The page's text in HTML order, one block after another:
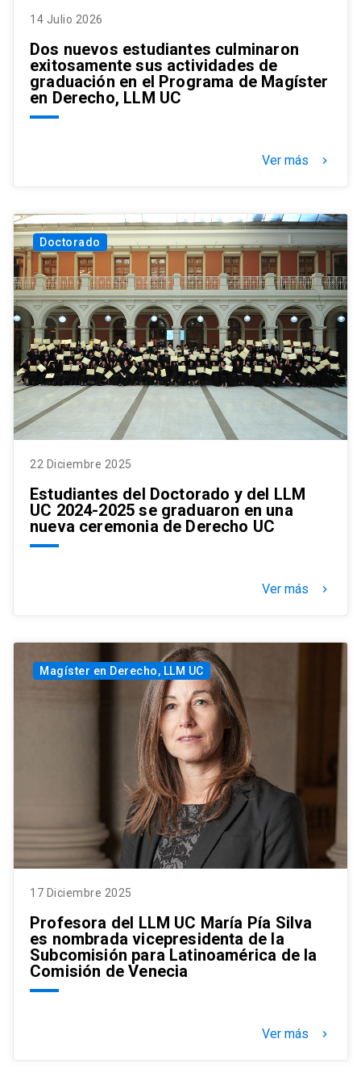
14 Julio 2026
Dos nuevos estudiantes culminaron
exitosamente sus actividades de
graduación en el Programa de Magíster
en Derecho, LLM UC
Ver más keyboard_arrow_right
Doctorado
22 Diciembre 2025
Estudiantes del Doctorado y del LLM
UC 2024-2025 se graduaron en una
nueva ceremonia de Derecho UC
Ver más keyboard_arrow_right
Magíster en Derecho, LLM UC
17 Diciembre 2025
Profesora del LLM UC María Pía Silva
es nombrada vicepresidenta de la
Subcomisión para Latinoamérica de la
Comisión de Venecia
Ver más keyboard_arrow_right